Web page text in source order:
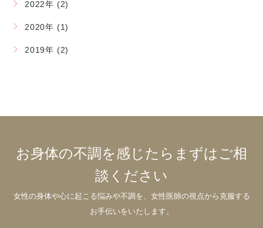
2022年 (2)
2020年 (1)
2019年 (2)
お身体の不調を感じたらまずはご相
談ください
女性の身体や心に起こる悩みや不調を、女性医師の視点から克服する
お手伝いをいたします。